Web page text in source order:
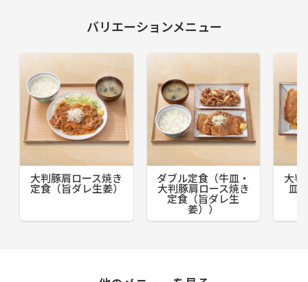
バリエーションメニュー
大判豚肩ロース焼き
定食（旨ダレ生姜）
ダブル定食（牛皿・
大判豚肩ロース焼き
定食（旨ダレ生
姜））
大判
皿